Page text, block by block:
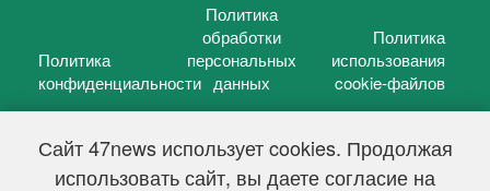
Сайт 47news использует cookies. Продолжая
использовать сайт, вы даете согласие на
Политика
конфиденциальности
Политика
обработки
персональных
данных
Политика
использования
cookie-файлов